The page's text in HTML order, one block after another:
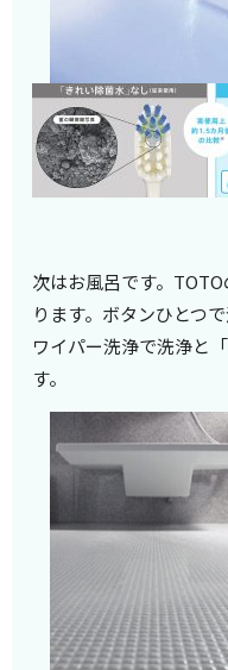
次はお風呂です。
ります。ボタンひとつ
ワイパー洗浄で洗浄と
す。